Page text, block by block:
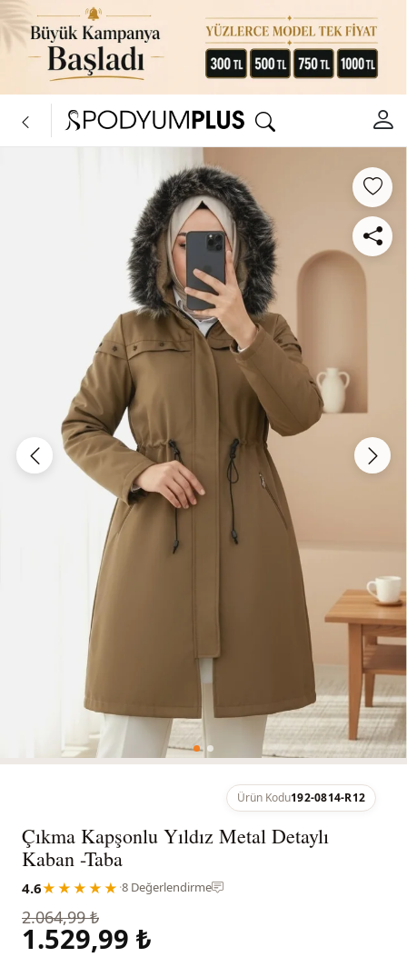
Ürün Kodu192-0814-R12
Çıkma Kapşonlu Yıldız Metal Detaylı
Kaban -Taba
4.6★★★★★ ·8 Değerlendirme
2.064,99 ₺
1.529,99 ₺